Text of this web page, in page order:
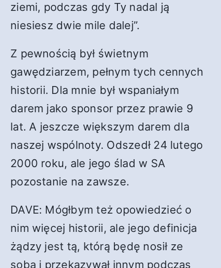
ziemi, podczas gdy Ty nadal ją
niesiesz dwie mile dalej”.
Z pewnością był świetnym
gawędziarzem, pełnym tych cennych
historii. Dla mnie był wspaniałym
darem jako sponsor przez prawie 9
lat. A jeszcze większym darem dla
naszej wspólnoty. Odszedł 24 lutego
2000 roku, ale jego ślad w SA
pozostanie na zawsze.
DAVE: Mógłbym też opowiedzieć o
nim więcej historii, ale jego definicja
żądzy jest tą, którą będę nosił ze
sobą i przekazywał innym podczas